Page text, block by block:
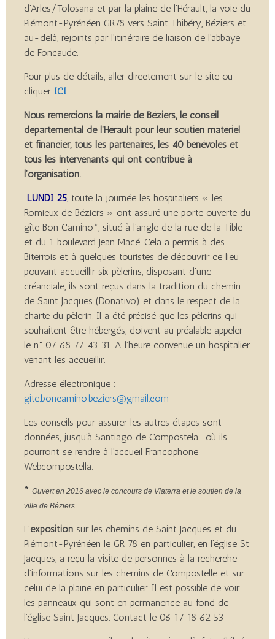
d’Arles/Tolosana et par la plaine de l’Hérault, la voie du
Piémont-Pyrénéen GR78 vers Saint Thibéry, Béziers et
au-delà, rejoints par l’itinéraire de liaison de l’abbaye
de Foncaude.
Pour plus de détails, aller directement sur le site ou
cliquer ICI
Nous remercions la mairie de Béziers, le conseil
départemental de l’Hérault pour leur soutien matériel
et financier, tous les partenaires, les 40 bénévoles et
tous les intervenants qui ont contribué à
l’organisation.
LUNDI 25,toute la journée les hospitaliers « les
Romieux de Béziers » ont assuré une porte ouverte du
gîte Bon Camino*, situé à l’angle de la rue de la Tible
et du 1 boulevard Jean Macé. Cela a permis à des
Biterrois et à quelques touristes de découvrir ce lieu
pouvant accueillir six pèlerins, disposant d’une
créanciale, ils sont reçus dans la tradition du chemin
de Saint Jacques (Donativo) et dans le respect de la
charte du pèlerin. Il a été précisé que les pèlerins qui
souhaitent être hébergés, doivent au préalable appeler
le n° 07 68 77 43 31. A l’heure convenue un hospitalier
venant les accueillir.
Adresse électronique :
gite.boncamino.beziers@gmail.com
Les conseils pour assurer les autres étapes sont
données, jusqu’à Santiago de Compostela… où ils
pourront se rendre à l’accueil Francophone
Webcompostella.
* Ouvert en 2016 avec le concours de Viaterra et le soutien de la
ville de Béziers
L’exposition sur les chemins de Saint Jacques et du
Piémont-Pyrénéen le GR 78 en particulier, en l’église St
Jacques, a reçu la visite de personnes à la recherche
d’informations sur les chemins de Compostelle et sur
celui de la plaine en particulier. Il est possible de voir
les panneaux qui sont en permanence au fond de
l’église Saint Jacques. Contact le 06 17 18 62 53